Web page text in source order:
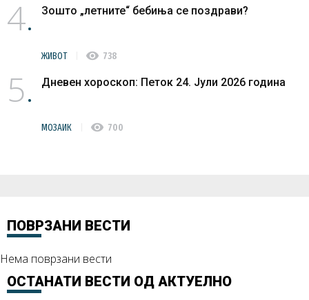
4 Зошто „летните“ бебиња се поздрави?
ЖИВОТ visibility 738
5 Дневен хороскоп: Петок 24. Јули 2026 година
МОЗАИК visibility 700
ПОВРЗАНИ ВЕСТИ
Нема поврзани вести
ОСТАНАТИ ВЕСТИ ОД АКТУЕЛНО